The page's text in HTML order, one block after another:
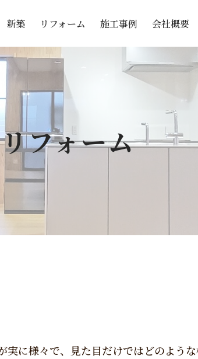
新築 リフォーム 施工事例 会社概要
リフォーム
実に様々で、見た目だけではどのよう